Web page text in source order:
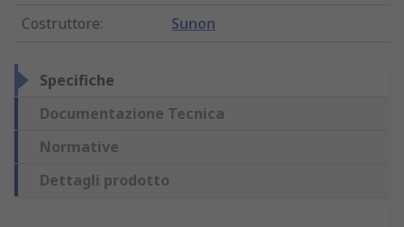
Costruttore: Sunon
Specifiche
Documentazione Tecnica
Normative
Dettagli prodotto